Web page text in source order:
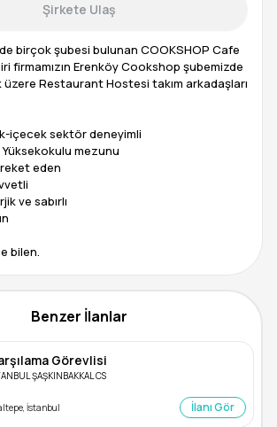
Şirkete Ulaş
birçok şubesi bulunan COOKSHOP Cafe
firmamızın Erenköy Cookshop şubemizde
Restaurant Hostesi takım arkadaşları
içecek sektör deneyimli
mezunu
eden
ve sabırlı
bilen.
Benzer İlanlar
Görevlisi
ŞAŞKINBAKKAL CS
İstanbul İlanı Gör